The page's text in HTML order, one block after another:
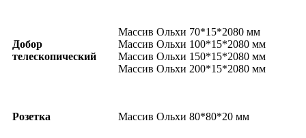
Добор
телескопический
Массив Ольхи 70*15*2080 мм
Массив Ольхи 100*15*2080 мм
Массив Ольхи 150*15*2080 мм
Массив Ольхи 200*15*2080 мм
Розетка Массив Ольхи 80*80*20 мм